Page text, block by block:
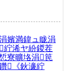
嬪満鍏ュ眬涓
紵浠ヤ紛鍐茬
寮曠垎涓笢
《鈥濓紵